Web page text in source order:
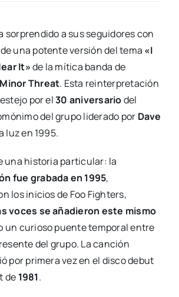
sorprendido a sus seguidores con
una potente versión del tema «I
It»de la mítica banda de
Minor Threat. Esta reinterpretación
por el30 aniversariodel
del grupo liderado por Dave
luz en 1995.
una historia particular: la
fue grabada en 1995,
los inicios de Foo Fighters,
voces se añadieron este mismo
un curioso puente temporal entre
del grupo. La canción
por primera vez en el disco debut
de 1981.